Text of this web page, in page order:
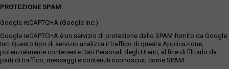
PROTEZIONE SPAM
Google reCAPTCHA (Google Inc.)
Google reCAPTCHA è un servizio di protezione dallo SPAM fornito da Google
Inc. Questo tipo di servizio analizza il traffico di questa Applicazione,
potenzialmente contenente Dati Personali degli Utenti, al fine di filtrarlo da
parti di traffico, messaggi e contenuti riconosciuti come SPAM.